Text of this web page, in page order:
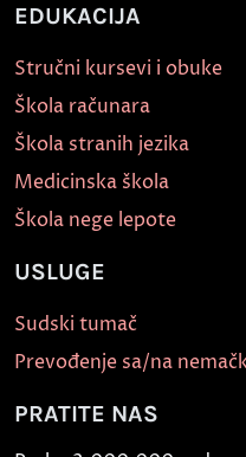
EDUKACIJA
Stručni kursevi i obuke
Škola računara
Škola stranih jezika
Medicinska škola
Škola nege lepote
USLUGE
Sudski tumač
Prevođenje sa/na
PRATITE NAS